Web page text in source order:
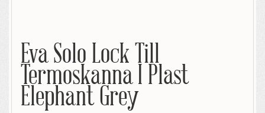
Eva Solo Lock Till
Termoskanna I Plast
Elephant Grey